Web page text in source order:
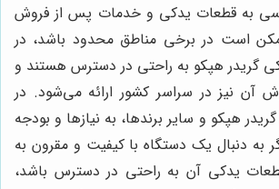
به قطعات یدکی و خدمات پس از فروش
است در برخی مناطق محدود باشد، در
گریدر هپکو به راحتی در دسترس هستند و
آن نیز در سراسر کشور ارائه می‌شود. در
هپکو و سایر برندها، به نیازها و بودجه
به دنبال یک دستگاه با کیفیت و مقرون به
یدکی آن به راحتی در دسترس باشد،